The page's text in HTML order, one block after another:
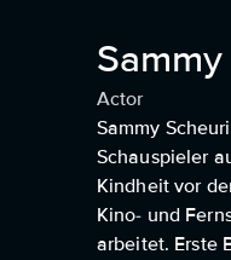
Actor
Sammy
Schauspieler
Kindheit vor
Kino- und
arbeitet. Erste